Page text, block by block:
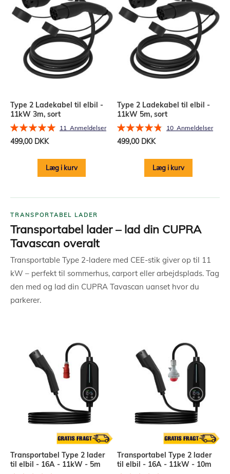
Type 2 Ladekabel til elbil -
11kW 3m, sort
Bedømmelse:
100%
11 Anmeldelser
499,00 DKK
Læg i kurv
Type 2 Ladekabel til elbil -
11kW 5m, sort
Bedømmelse:
96%
10Anmeldelser
499,00 DKK
Læg i kurv
TRANSPORTABEL LADER
Transportabel lader – lad din CUPRA
Tavascan overalt
Transportable Type 2-ladere med CEE-stik giver op til 11
kW – perfekt til sommerhus, carport eller arbejdsplads. Tag
den med og lad din CUPRA Tavascan uanset hvor du
parkerer.
Transportabel Type 2 lader
til elbil - 16A - 11kW - 5m
Transportabel Type 2 lader
til elbil - 16A - 11kW - 10m